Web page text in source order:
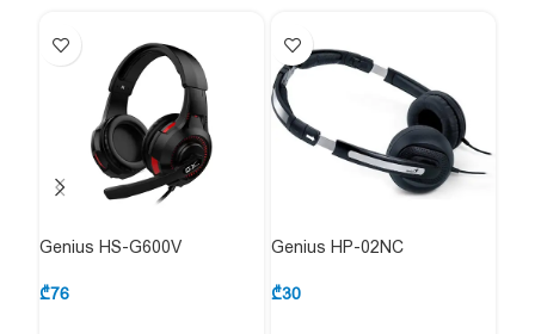
Genius HS-G600V
₾76
Genius HP-02NC
₾30